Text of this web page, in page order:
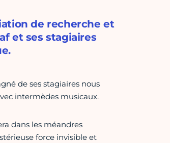
de recherche et
et ses stagiaires
de ses stagiaires nous
intermèdes musicaux.
dans les méandres
force invisible et